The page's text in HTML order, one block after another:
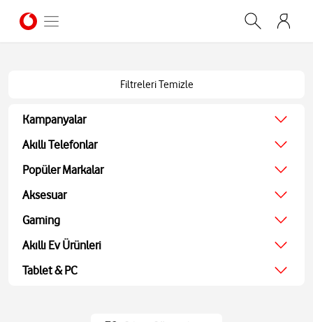
Filtreleri Temizle
Kampanyalar
Ağustos Kampanyası
Akıllı Telefonlar
Ekonomik
Ekran Koruyucu
Popüler Markalar
Apple
Xiaomi
JBL
Aksesuar
Kulaklıklar
Akıllı Saatler
Powerbank ve Şarj
Gaming
Oyun Konsolu
Oyuncu Kulaklıkları
Akıllı Ev Ürünleri
TV
Tablet & PC